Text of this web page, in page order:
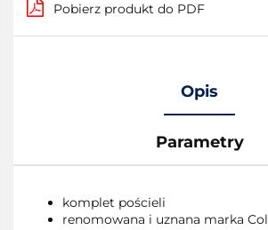
Pobierz produkt do PDF
Opis
Parametry
komplet pościeli
renomowana i uznana marka